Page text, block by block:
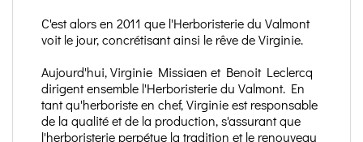
C'est alors en 2011 que l'Herboristerie du Valmont
voit le jour, concrétisant ainsi le rêve de Virginie.
Aujourd'hui, Virginie Missiaen et Benoit Leclercq
dirigent ensemble l'Herboristerie du Valmont. En
tant qu'herboriste en chef, Virginie est responsable
de la qualité et de la production, s'assurant que
l'herboristerie perpétue la tradition et le renouveau